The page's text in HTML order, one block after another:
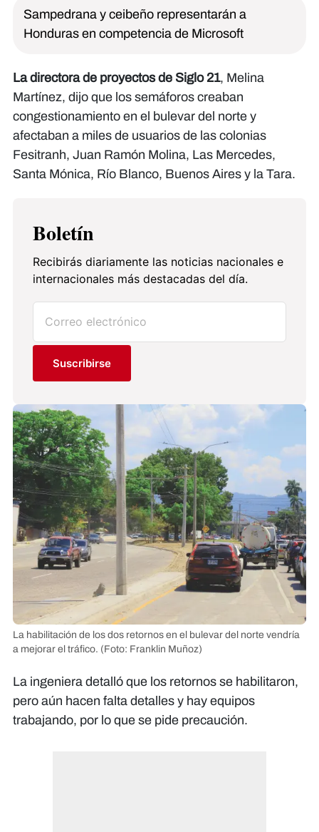
Sampedrana y ceibeño representarán a
Honduras en competencia de Microsoft
La directora de proyectos de Siglo 21, Melina
Martínez, dijo que los semáforos creaban
congestionamiento en el bulevar del norte y
afectaban a miles de usuarios de las colonias
Fesitranh, Juan Ramón Molina, Las Mercedes,
Santa Mónica, Río Blanco, Buenos Aires y la Tara.
Boletín
Recibirás diariamente las noticias nacionales e
internacionales más destacadas del día.
Suscribirse
La habilitación de los dos retornos en el bulevar del norte vendría
a mejorar el tráfico. (Foto: Franklin Muñoz)
La ingeniera detalló que los retornos se habilitaron,
pero aún hacen falta detalles y hay equipos
trabajando, por lo que se pide precaución.